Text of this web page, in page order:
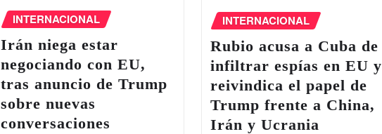
INTERNACIONAL
Irán niega estar
negociando con EU,
tras anuncio de Trump
sobre nuevas
conversaciones
INTERNACIONAL
Rubio acusa a Cuba de
infiltrar espías en EU y
reivindica el papel de
Trump frente a China,
Irán y Ucrania